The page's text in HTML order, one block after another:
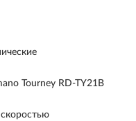
Tourney RD-TY21B